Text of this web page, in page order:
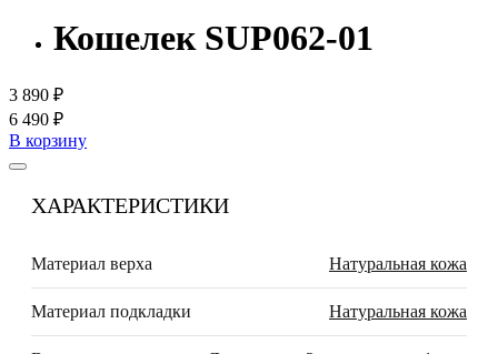
Кошелек SUP062-01
3 890 ₽
6 490 ₽
В корзину
ХАРАКТЕРИСТИКИ
Материал верха Натуральная кожа
Материал подкладки Натуральная кожа